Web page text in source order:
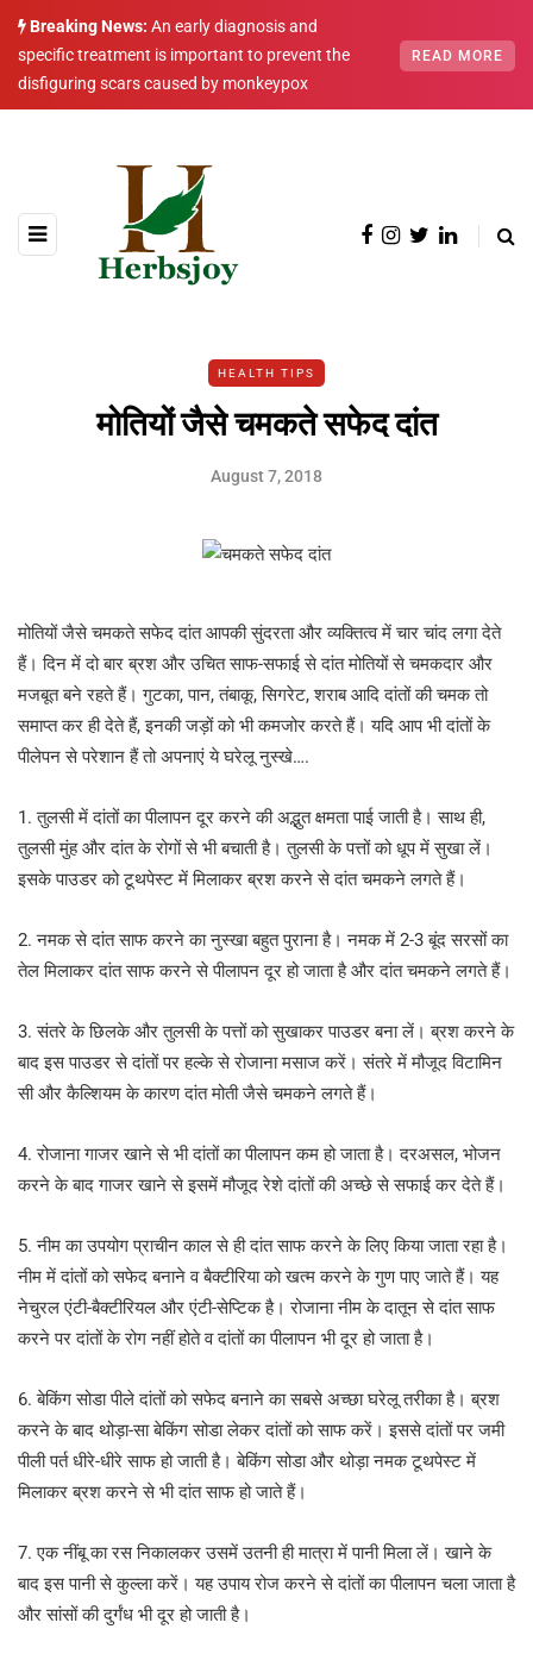
Breaking News: An early diagnosis and
specific treatment is important to prevent the
disfiguring scars caused by monkeypox
READ MORE
HEALTH TIPS
मोतियों जैसे चमकते सफेद दांत
August 7, 2018
मोतियों जैसे चमकते सफेद दांत आपकी सुंदरता और व्यक्तित्व में चार चांद लगा देते
हैं। दिन में दो बार ब्रश और उचित साफ-सफाई से दांत मोतियों से चमकदार और
मजबूत बने रहते हैं। गुटका, पान, तंबाकू, सिगरेट, शराब आदि दांतों की चमक तो
समाप्त कर ही देते हैं, इनकी जड़ों को भी कमजोर करते हैं। यदि आप भी दांतों के
पीलेपन से परेशान हैं तो अपनाएं ये घरेलू नुस्खे….
1. तुलसी में दांतों का पीलापन दूर करने की अद्भुत क्षमता पाई जाती है। साथ ही,
तुलसी मुंह और दांत के रोगों से भी बचाती है। तुलसी के पत्तों को धूप में सुखा लें।
इसके पाउडर को टूथपेस्ट में मिलाकर ब्रश करने से दांत चमकने लगते हैं।
2. नमक से दांत साफ करने का नुस्खा बहुत पुराना है। नमक में 2-3 बूंद सरसों का
तेल मिलाकर दांत साफ करने से पीलापन दूर हो जाता है और दांत चमकने लगते हैं।
3. संतरे के छिलके और तुलसी के पत्तों को सुखाकर पाउडर बना लें। ब्रश करने के
बाद इस पाउडर से दांतों पर हल्के से रोजाना मसाज करें। संतरे में मौजूद विटामिन
सी और कैल्शियम के कारण दांत मोती जैसे चमकने लगते हैं।
4. रोजाना गाजर खाने से भी दांतों का पीलापन कम हो जाता है। दरअसल, भोजन
करने के बाद गाजर खाने से इसमें मौजूद रेशे दांतों की अच्छे से सफाई कर देते हैं।
5. नीम का उपयोग प्राचीन काल से ही दांत साफ करने के लिए किया जाता रहा है।
नीम में दांतों को सफेद बनाने व बैक्टीरिया को खत्म करने के गुण पाए जाते हैं। यह
नेचुरल एंटी-बैक्टीरियल और एंटी-सेप्टिक है। रोजाना नीम के दातून से दांत साफ
करने पर दांतों के रोग नहीं होते व दांतों का पीलापन भी दूर हो जाता है।
6. बेकिंग सोडा पीले दांतों को सफेद बनाने का सबसे अच्छा घरेलू तरीका है। ब्रश
करने के बाद थोड़ा-सा बेकिंग सोडा लेकर दांतों को साफ करें। इससे दांतों पर जमी
पीली पर्त धीरे-धीरे साफ हो जाती है। बेकिंग सोडा और थोड़ा नमक टूथपेस्ट में
मिलाकर ब्रश करने से भी दांत साफ हो जाते हैं।
7. एक नींबू का रस निकालकर उसमें उतनी ही मात्रा में पानी मिला लें। खाने के
बाद इस पानी से कुल्ला करें। यह उपाय रोज करने से दांतों का पीलापन चला जाता है
और सांसों की दुर्गंध भी दूर हो जाती है।